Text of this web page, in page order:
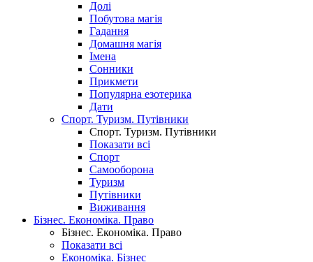
Долі
Побутова магія
Гадання
Домашня магія
Імена
Сонники
Прикмети
Популярна езотерика
Дати
Спорт. Туризм. Путівники
Спорт. Туризм. Путівники
Показати всі
Спорт
Самооборона
Туризм
Путівники
Виживання
Бізнес. Економіка. Право
Бізнес. Економіка. Право
Показати всі
Економіка. Бізнес